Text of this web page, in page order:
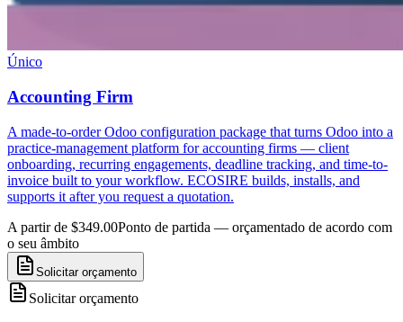
Único
Accounting Firm
A made-to-order Odoo configuration package that turns Odoo into a
practice-management platform for accounting firms — client
onboarding, recurring engagements, deadline tracking, and time-to-
invoice built to your workflow. ECOSIRE builds, installs, and
supports it after you request a quotation.
A partir de $349.00Ponto de partida — orçamentado de acordo com
o seu âmbito
Solicitar orçamento
Solicitar orçamento